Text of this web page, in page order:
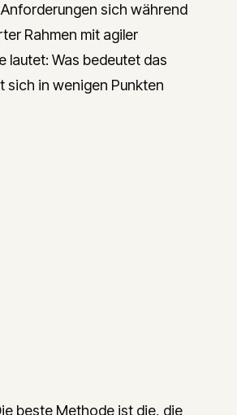
sich während
Rahmen mit agiler
lautet: Was bedeutet das
sich in wenigen Punkten
beste Methode ist die, die